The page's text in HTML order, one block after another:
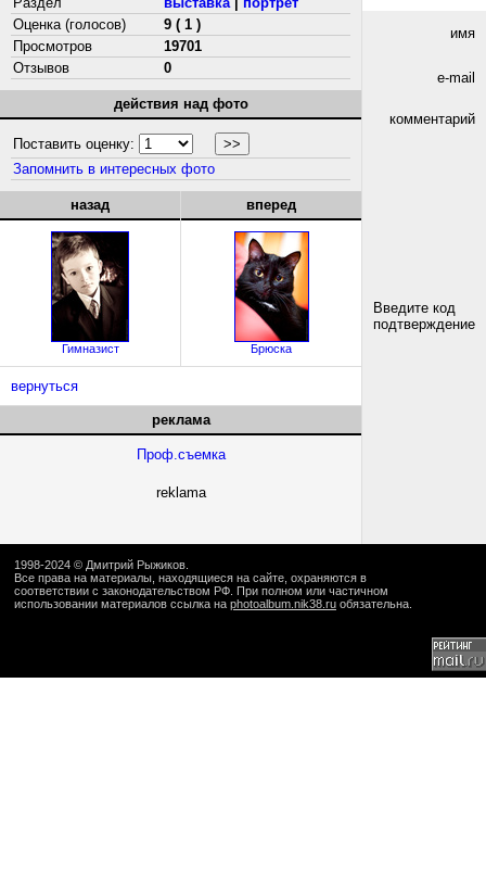
Оценка (голосов)
9 ( 1 )
Просмотров
19701
Отзывов
0
действия над фото
Поставить оценку:
Запомнить в интересных фото
назад
Гимназист
вперед
Брюска
вернуться
реклама
Проф.съемка
reklama
имя
e-mail
комментарий
Введите код
подтверждение
1998-2024 © Дмитрий Рыжиков
Все права на материалы, находящиеся на сайте, охраняются в
соответствии с законодательством РФ. При полном или частичном
использовании материалов ссылка на photoalbum.nik38.ru обязательна.